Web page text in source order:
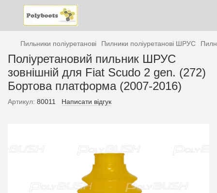
Пильники поліуретанові Пилники поліуретанові ШРУС
Поліуретановий пильник ШРУС
зовнішній для Fiat Scudo 2 gen. (272)
Бортова платформа (2007-2016)
Артикул: 80011 Написати відгук